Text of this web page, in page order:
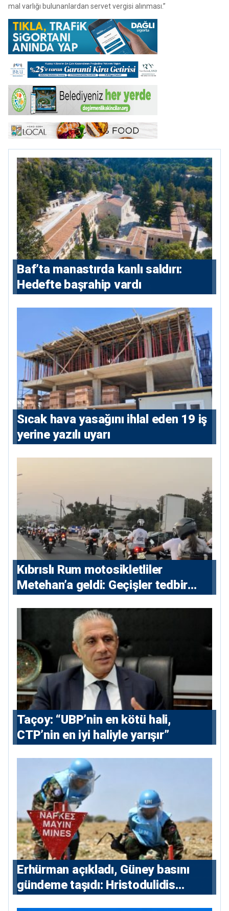
mal varlığı bulunanlardan servet vergisi alınması.”
Baf’ta manastırda kanlı saldırı:
Hedefte başrahip vardı
Sıcak hava yasağını ihlal eden 19 iş
yerine yazılı uyarı
Kıbrıslı Rum motosikletliler
Metehan’a geldi: Geçişler tedbir
Taçoy: “UBP’nin en kötü hali,
CTP’nin en iyi haliyle yarışır”
Erhürman açıkladı, Güney basını
gündeme taşıdı: Hristodulidis